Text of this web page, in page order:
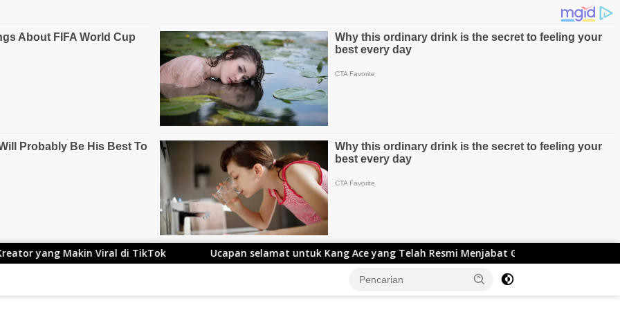
Viral di TikTok Ucapan selamat untuk Kang Ace yang Telah Resmi Menjabat Gubernur Lemhanas